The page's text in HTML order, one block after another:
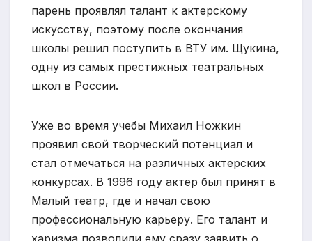
парень проявлял талант к актерскому
искусству, поэтому после окончания
школы решил поступить в ВТУ им. Щукина,
одну из самых престижных театральных
школ в России.
Уже во время учебы Михаил Ножкин
проявил свой творческий потенциал и
стал отмечаться на различных актерских
конкурсах. В 1996 году актер был принят в
Малый театр, где и начал свою
профессиональную карьеру. Его талант и